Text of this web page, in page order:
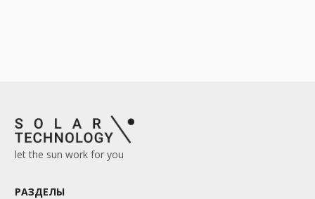
let the sun work for you
РАЗДЕЛЫ